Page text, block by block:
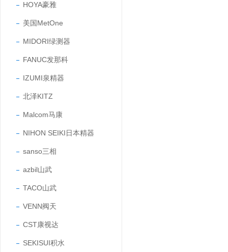
HOYA豪雅
美国MetOne
MIDORI绿测器
FANUC发那科
IZUMI泉精器
北泽KITZ
Malcom马康
NIHON SEIKI日本精器
sanso三相
azbil山武
TACO山武
VENN阀天
CST康视达
SEKISUI积水